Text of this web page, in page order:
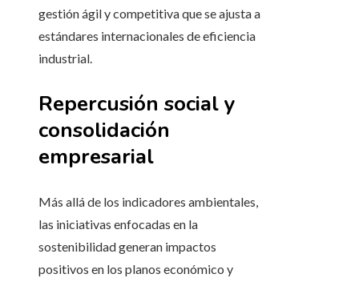
gestión ágil y competitiva que se ajusta a
estándares internacionales de eficiencia
industrial.
Repercusión social y
consolidación
empresarial
Más allá de los indicadores ambientales,
las iniciativas enfocadas en la
sostenibilidad generan impactos
positivos en los planos económico y